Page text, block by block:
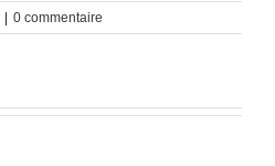
0 commentaire